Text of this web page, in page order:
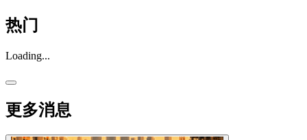
热门
Loading...
更多消息